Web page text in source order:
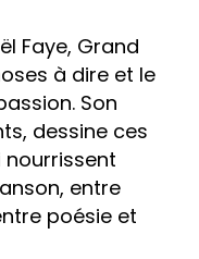
Faye, Grand
à dire et le
Son
dessine ces
entre
poésie et